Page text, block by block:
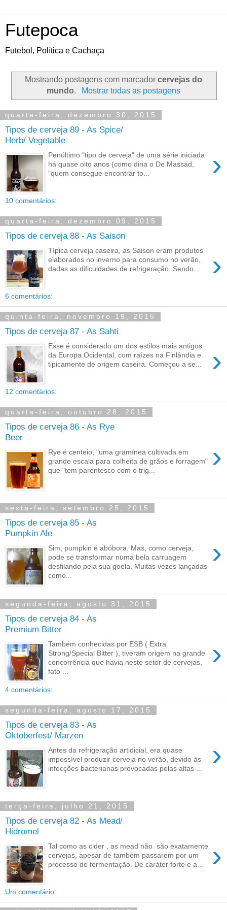
Futepoca
Futebol, Política e Cachaça
Mostrando postagens com marcador cervejas do
mundo. Mostrar todas as postagens
quarta-feira, dezembro 30, 2015
Tipos de cerveja 89 - As Spice/
Herb/ Vegetable
›
Penúltimo "tipo de cerveja" de uma série iniciada
há quase oito anos (como diria o De Massad,
"quem consegue encontrar to...
10 comentários:
quarta-feira, dezembro 09, 2015
Tipos de cerveja 88 - As Saison
›
Típica cerveja caseira, as Saison eram produtos
elaborados no inverno para consumo no verão,
dadas as dificuldades de refrigeração. Sendo...
6 comentários:
quinta-feira, novembro 19, 2015
Tipos de cerveja 87 - As Sahti
›
Esse é considerado um dos estilos mais antigos
da Europa Ocidental, com raízes na Finlândia e
tipicamente de origem caseira. Começou a se...
12 comentários:
quarta-feira, outubro 28, 2015
Tipos de cerveja 86 - As Rye
Beer
›
Rye é centeio, "uma gramínea cultivada em
grande escala para colheita de grãos e forragem"
que "tem parentesco com o trig...
sexta-feira, setembro 25, 2015
Tipos de cerveja 85 - As
Pumpkin Ale
›
Sim, pumpkin é abóbora. Mas, como cerveja,
pode se transformar numa bela carruagem
desfilando pela sua goela. Muitas vezes lançadas
como...
segunda-feira, agosto 31, 2015
Tipos de cerveja 84 - As
Premium Bitter
›
Também conhecidas por ESB ( Extra
Strong/Special Bitter ), tiveram origem na grande
concorrência que havia neste setor de cervejas,
fato ...
4 comentários:
segunda-feira, agosto 17, 2015
Tipos de cerveja 83 - As
Oktoberfest/ Marzen
›
Antes da refrigeração artidicial, era quase
impossível produzir cerveja no verão, devido às
infecções bacterianas provocadas pelas altas ...
terça-feira, julho 21, 2015
Tipos de cerveja 82 - As Mead/
Hidromel
›
Tal como as cider , as mead não são exatamente
cervejas, apesar de também passarem por um
processo de fermentação. De caráter forte e a...
Um comentário: